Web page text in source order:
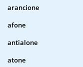
arancione
afone
antialone
atone